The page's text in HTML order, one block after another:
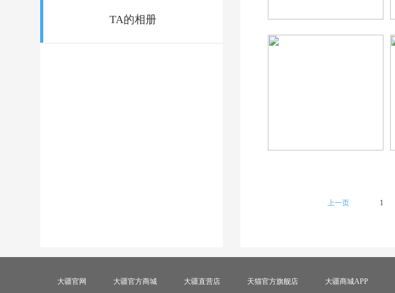
TA的相册
上一页 1
大疆官网 大疆官方商城 大疆直营店 天猫官方旗舰店 大疆商城APP